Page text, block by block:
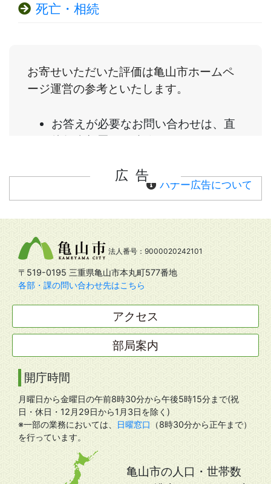
死亡・相続
広告
バナー広告について
法人番号：9000020242101
〒519-0195 三重県亀山市本丸町577番地
各部・課の問い合わせ先はこちら
アクセス
部局案内
開庁時間
月曜日から金曜日の午前8時30分から午後5時15分まで(祝
日・休日・12月29日から1月3日を除く)
※一部の業務においては、
日曜窓口
（8時30分から正午まで）
を行っています。
亀山市の人口・世帯数